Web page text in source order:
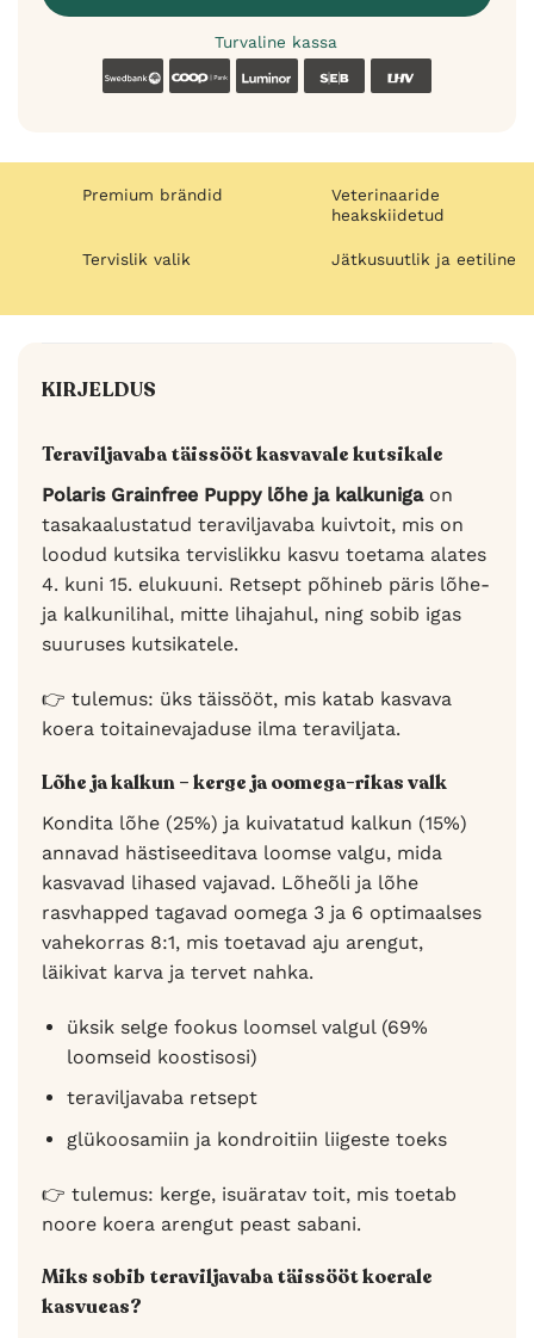
Turvaline kassa
SwedbankCoop Luminor SEB
Premium brändid
Veterinaaride
heakskiidetud
Tervislik valik Jätkusuutlik ja eetiline
KIRJELDUS
Teraviljavaba täissööt kasvavale kutsikale
Polaris Grainfree Puppy lõhe ja kalkunigaon
tasakaalustatud teraviljavaba kuivtoit, mis on
loodud kutsika tervislikku kasvu toetama alates
4. kuni 15. elukuuni. Retsept põhineb päris lõhe-
ja kalkunilihal, mitte lihajahul, ning sobib igas
suuruses kutsikatele.
👉 tulemus: üks täissööt, mis katab kasvava
koera toitainevajaduse ilma teraviljata.
Lõhe ja kalkun – kerge ja oomega-rikas valk
Kondita lõhe (25%) ja kuivatatud kalkun (15%)
annavad hästiseeditava loomse valgu, mida
kasvavad lihased vajavad. Lõheõli ja lõhe
rasvhapped tagavad oomega 3 ja 6 optimaalses
vahekorras 8:1, mis toetavad aju arengut,
läikivat karva ja tervet nahka.
üksik selge fookus loomsel valgul (69%
loomseid koostisosi)
teraviljavaba retsept
glükoosamiin ja kondroitiin liigeste toeks
👉 tulemus: kerge, isuäratav toit, mis toetab
noore koera arengut peast sabani.
Miks sobib teraviljavaba täissööt koerale
kasvueas?